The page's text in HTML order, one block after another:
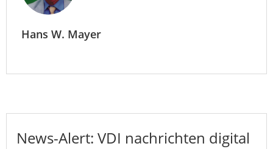
Hans W. Mayer
News-Alert: VDI nachrichten digital